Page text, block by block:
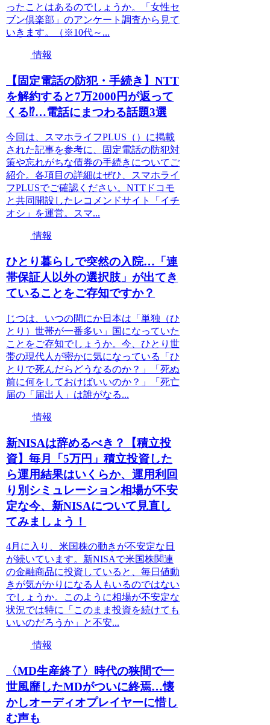
ったことはあるのでしょうか。「女性セ
ブン倶楽部」のアンケート調査から見て
いきます。（※10代～...
情報
【固定電話の防犯・手続き】NTT
を解約すると7万2000円が返って
くる⁉…電話にまつわる話題3選
今回は、スマホライフPLUS（）に掲載
された記事を参考に、固定電話の防犯対
策や忘れがちな債券の手続きについてご
紹介。各項目の詳細はぜひ、スマホライ
フPLUSでご確認ください。NTTドコモ
と共同開設したレコメンドサイト「イチ
オシ」を運営。スマ...
情報
ひとり暮らしで突然の入院…「連
帯保証人以外の選択肢」が出てき
ていることをご存知ですか？
じつは、いつの間にか日本は「単独（ひ
とり）世帯が一番多い」国になっていた
ことをご存知でしょうか。今、ひとり世
帯の現代人が密かに気になっている「ひ
とりで死んだらどうなるのか？」「死ぬ
前に何をしておけばいいのか？」「死亡
届の「届出人」は誰がなる...
情報
新NISAは辞めるべき？【積立投
資】毎月「5万円」積立投資した
ら運用結果はいくらか、運用利回
り別シミュレーション相場が不安
定な今、新NISAについて見直し
てみましょう！
4月に入り、米国株の動きが不安定な日
が続いています。新NISAで米国株関連
の金融商品に投資していると、毎日値動
きが気がかりになる人もいるのではない
でしょうか。このように相場が不安定な
状況では特に「このまま投資を続けても
いいのだろうか」と不安...
情報
〈MD生産終了〉時代の狭間で一
世風靡したMDがついに終焉…懐
かしオーディオプレイヤーに惜し
む声も